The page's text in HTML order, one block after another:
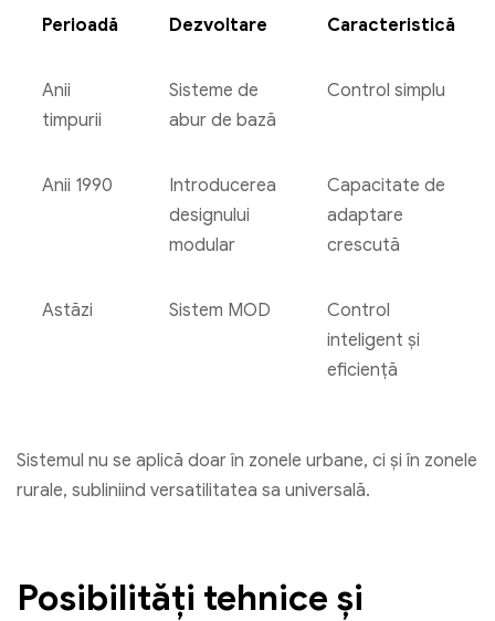
Perioadă Dezvoltare Caracteristică
Anii
timpurii
Sisteme de
abur de bază
Control simplu
Anii 1990
Introducerea
designului
modular
Capacitate de
adaptare
crescută
Astăzi Sistem MOD
Control
inteligent și
eficiență
Sistemul nu se aplică doar în zonele urbane, ci și în zonele
rurale, subliniind versatilitatea sa universală.
Posibilități tehnice și